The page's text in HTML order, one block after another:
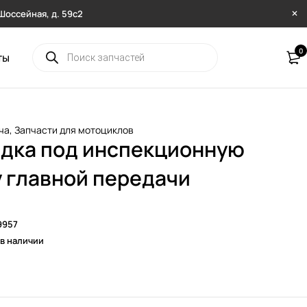
д. 59с2
0
,Запчасти для мотоциклов
под инспекционную
передачи
наличии